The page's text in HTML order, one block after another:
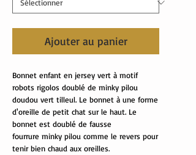
Ajouter au panier
Bonnet enfant en jersey vert à motif
robots rigolos doublé de minky pilou
doudou vert tilleul. Le bonnet à une forme
d'oreille de petit chat sur le haut. Le
bonnet est doublé de fausse
fourrure minky pilou comme le revers pour
tenir bien chaud aux oreilles.